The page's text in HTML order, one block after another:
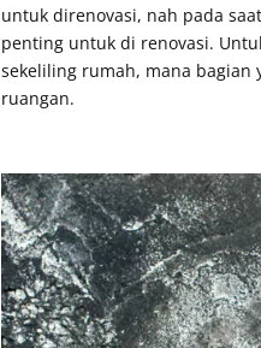
untuk direnovasi, nah pada
penting untuk di renovasi.
sekeliling rumah, mana bagian
ruangan.